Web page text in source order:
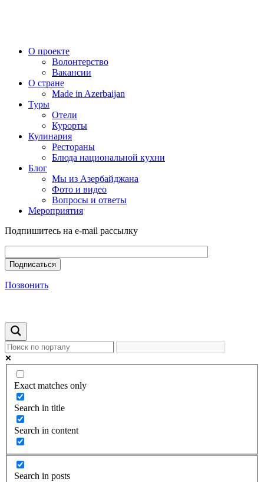
О проекте
Волонтерство
Вакансии
О стране
Made in Azerbaijan
Туры
Отели
Курорты
Кулинария
Рестораны
Блюда национальной кухни
Блог
Мы из Азербайджана
Фото и видео
Вопросы и ответы
Мероприятия
Подпишитесь на e-mail рассылку
Позвонить
Exact matches only
Search in title
Search in content
Search in posts